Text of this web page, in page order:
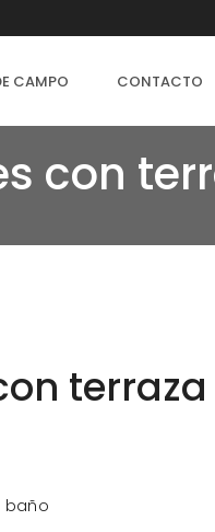
CAMPO CONTACTO
con
baño